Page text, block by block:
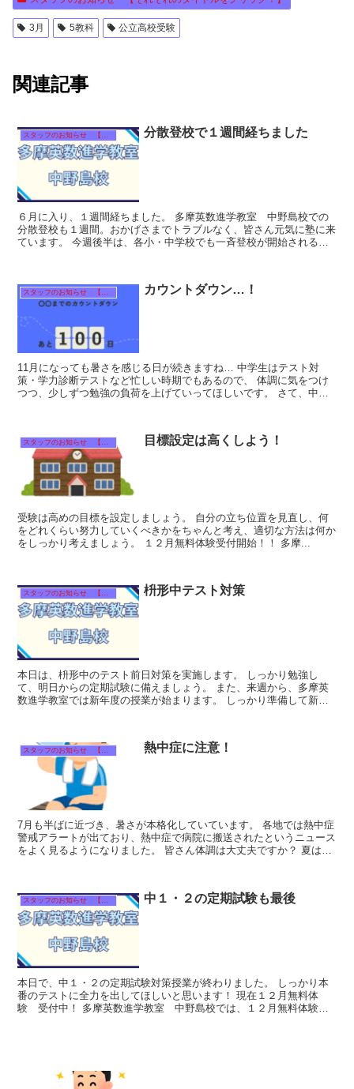
3月 5教科 公立高校受験
関連記事
分散登校で１週間経ちました
６月に入り、１週間経ちました。 多摩英数進学教室 中野島校での
分散登校も１週間。おかげさまでトラブルなく、皆さん元気に塾に来
ています。 今週後半は、各小・中学校でも一斉登校が開始される予
スタッフのお知らせ 【それぞれのタイトルをクリック！】 カウントダウン…！
11月になっても暑さを感じる日が続きますね… 中学生はテスト対
策・学力診断テストなど忙しい時期でもあるので、 体調に気をつけ
つつ、少しずつ勉強の負荷を上げていってほしいです。 さて、中学
スタッフのお知らせ 【それぞれのタイトルをクリック！】 目標設定は高くしよう！
受験は高めの目標を設定しましょう。 自分の立ち位置を見直し、何
をどれくらい努力していくべきかをちゃんと考え、適切な方法は何か
をしっかり考えましょう。 １２月無料体験受付開始！！ 多摩...
枡形中テスト対策
本日は、枡形中のテスト前日対策を実施します。 しっかり勉強し
て、明日からの定期試験に備えましょう。 また、来週から、多摩英
数進学教室では新年度の授業が始まります。 しっかり準備して新し
熱中症に注意！
7月も半ばに近づき、暑さが本格化していています。 各地では熱中症
警戒アラートが出ており、熱中症で病院に搬送されたというニュース
をよく見るようになりました。 皆さん体調は大丈夫ですか？ 夏は部
スタッフのお知らせ 【それぞれのタイトルをクリック！】 中１・２の定期試験も最後
本日で、中１・２の定期試験対策授業が終わりました。 しっかり本
番のテストに全力を出してほしいと思います！ 現在１２月無料体
験 受付中！ 多摩英数進学教室 中野島校では、１２月無料体験を